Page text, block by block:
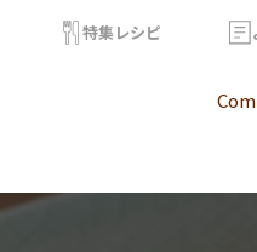
特集レシピ